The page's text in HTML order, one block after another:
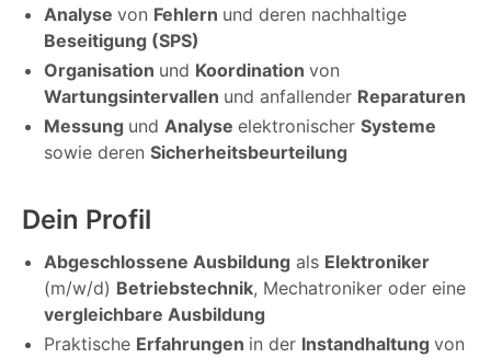
Analyse von Fehlern und deren nachhaltige
Beseitigung (SPS)
Organisation und Koordination von
Wartungsintervallen und anfallender Reparaturen
Messung und Analyse elektronischer Systeme
sowie deren Sicherheitsbeurteilung
Dein Profil
Abgeschlossene Ausbildung als Elektroniker
(m/w/d) Betriebstechnik, Mechatroniker oder eine
vergleichbare Ausbildung
Praktische Erfahrungen in der Instandhaltung von